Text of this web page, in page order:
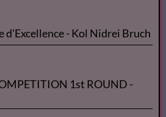
d'Excellence - Kol Nidrei Bruch
1st ROUND -